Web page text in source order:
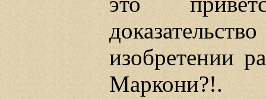
изобретении
Маркони?!.